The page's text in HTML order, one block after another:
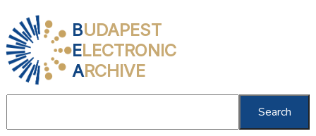
BUDAPEST
ELECTRONIC
ARCHIVE
Search